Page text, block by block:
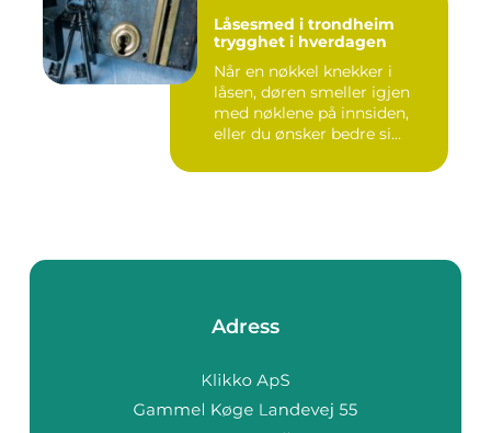
Låsesmed i trondheim
trygghet i hverdagen
Når en nøkkel knekker i
låsen, døren smeller igjen
med nøklene på innsiden,
eller du ønsker bedre si...
Adress